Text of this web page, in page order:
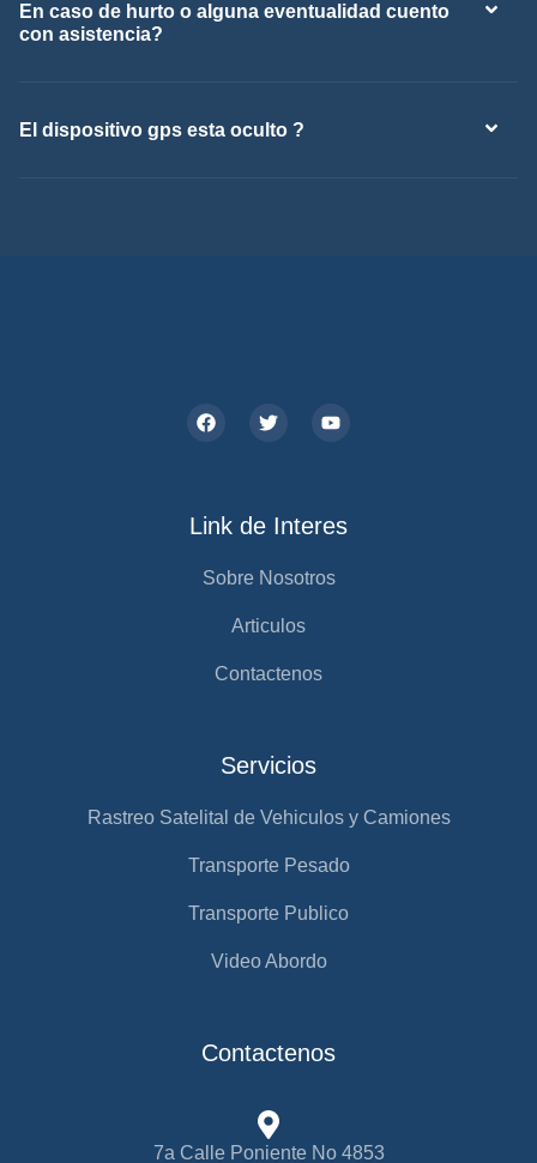
En caso de hurto o alguna eventualidad cuento
con asistencia?
El dispositivo gps esta oculto ?
Link de Interes
Sobre Nosotros
Articulos
Contactenos
Servicios
Rastreo Satelital de Vehiculos y Camiones
Transporte Pesado
Transporte Publico
Video Abordo
Contactenos
7a Calle Poniente No 4853